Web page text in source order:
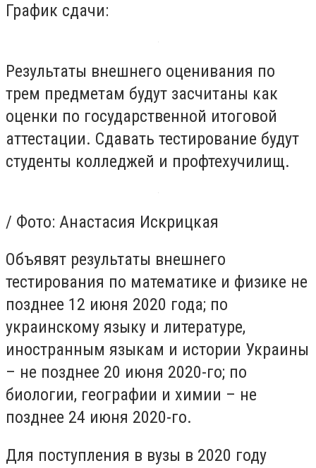
График сдачи:
Результаты внешнего оценивания по
трем предметам будут засчитаны как
оценки по государственной итоговой
аттестации. Сдавать тестирование будут
студенты колледжей и профтехучилищ.
/ Фото: Анастасия Искрицкая
Объявят результаты внешнего
тестирования по математике и физике не
позднее 12 июня 2020 года; по
украинскому языку и литературе,
иностранным языкам и истории Украины
– не позднее 20 июня 2020-го; по
биологии, географии и химии – не
позднее 24 июня 2020-го.
Для поступления в вузы в 2020 году